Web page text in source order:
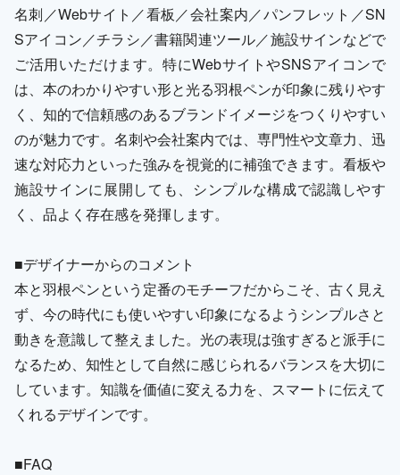
名刺／Webサイト／看板／会社案内／パンフレット／SN
Sアイコン／チラシ／書籍関連ツール／施設サインなどで
ご活用いただけます。特にWebサイトやSNSアイコンで
は、本のわかりやすい形と光る羽根ペンが印象に残りやす
く、知的で信頼感のあるブランドイメージをつくりやすい
のが魅力です。名刺や会社案内では、専門性や文章力、迅
速な対応力といった強みを視覚的に補強できます。看板や
施設サインに展開しても、シンプルな構成で認識しやす
く、品よく存在感を発揮します。
■デザイナーからのコメント
本と羽根ペンという定番のモチーフだからこそ、古く見え
ず、今の時代にも使いやすい印象になるようシンプルさと
動きを意識して整えました。光の表現は強すぎると派手に
なるため、知性として自然に感じられるバランスを大切に
しています。知識を価値に変える力を、スマートに伝えて
くれるデザインです。
■FAQ